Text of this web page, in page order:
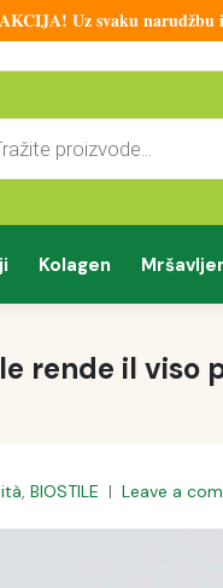
Uz svaku narudžbu
Kolagen
rende il viso
, BIOSTILE Leave a